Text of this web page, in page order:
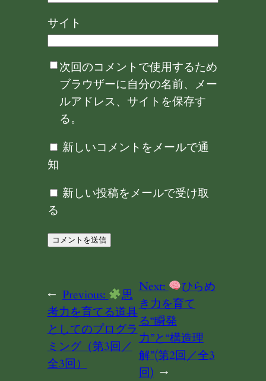
サイト
次回のコメントで使用するため
ブラウザーに自分の名前、メー
ルアドレス、サイトを保存す
る。
新しいコメントをメールで通
知
新しい投稿をメールで受け取
る
← Previous:
思
考力を育てる道具
としてのプログラ
ミング（第3回／
全3回）
Next:
ひらめ
き力を育て
る“瞬発
力”と“構造理
解”(第2回／全3
回) →